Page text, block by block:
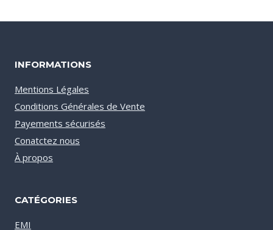
INFORMATIONS
Mentions Légales
Conditions Générales de Vente
Payements sécurisés
Conatctez nous
À propos
CATÉGORIES
EMI